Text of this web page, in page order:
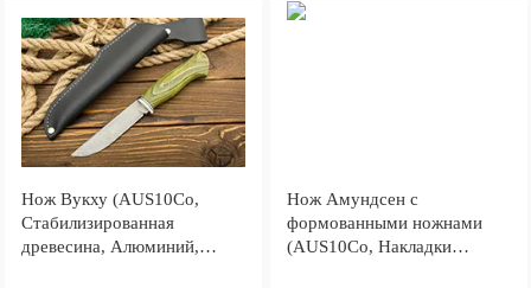
Нож Вукху (AUS10Co,
Стабилизированная
древесина, Алюминий,
Нож Амундсен с
формованными ножнами
(AUS10Co, Накладки